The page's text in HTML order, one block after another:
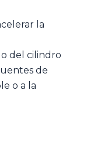
la
del cilindro
de
o a la